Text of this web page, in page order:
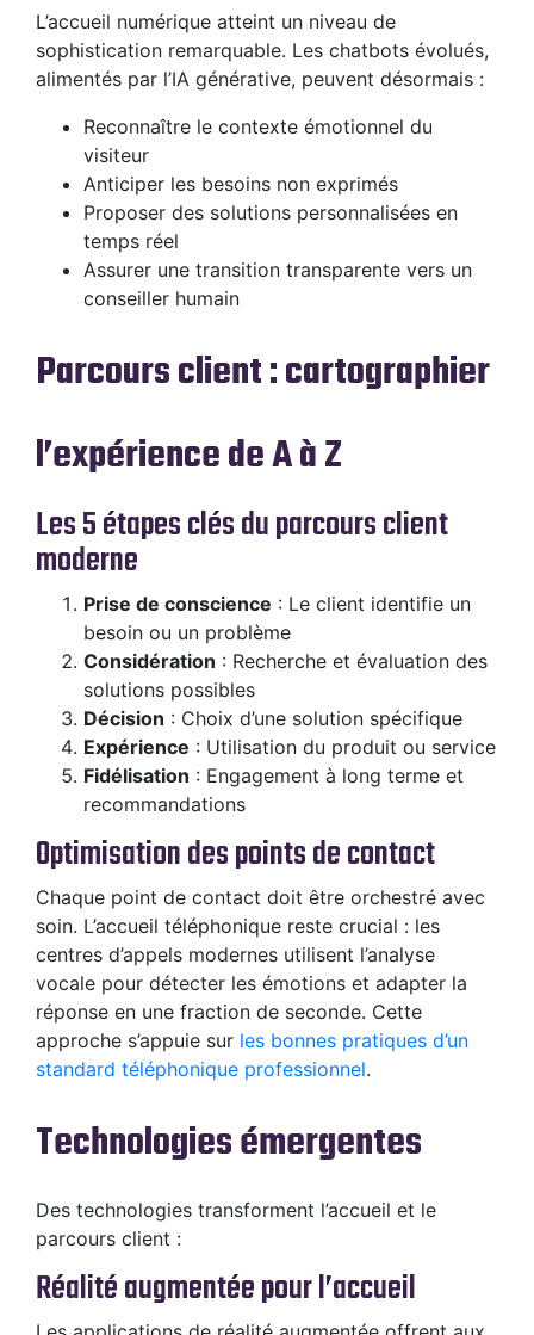
L’accueil numérique atteint un niveau de
sophistication remarquable. Les chatbots évolués,
alimentés par l’IA générative, peuvent désormais :
Reconnaître le contexte émotionnel du
visiteur
Anticiper les besoins non exprimés
Proposer des solutions personnalisées en
temps réel
Assurer une transition transparente vers un
conseiller humain
Parcours client : cartographier
l’expérience de A à Z
Les 5 étapes clés du parcours client
moderne
Prise de conscience : Le client identifie un
besoin ou un problème
Considération : Recherche et évaluation des
solutions possibles
Décision : Choix d’une solution spécifique
Expérience : Utilisation du produit ou service
Fidélisation : Engagement à long terme et
recommandations
Optimisation des points de contact
Chaque point de contact doit être orchestré avec
soin. L’accueil téléphonique reste crucial : les
centres d’appels modernes utilisent l’analyse
vocale pour détecter les émotions et adapter la
réponse en une fraction de seconde. Cette
approche s’appuie sur les bonnes pratiques d’un
standard téléphonique professionnel.
Technologies émergentes
Des technologies transforment l’accueil et le
parcours client :
Réalité augmentée pour l’accueil